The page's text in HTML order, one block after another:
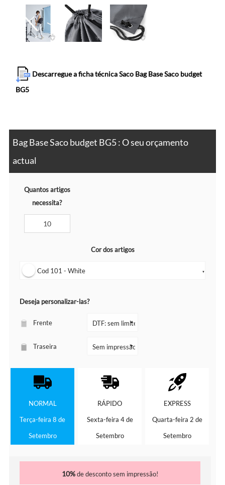
Descarregue a ficha técnica Saco Bag Base Saco budget
BG5
Bag Base Saco budget BG5 : O seu orçamento
actual
Quantos artigos
necessita?
Cor dos artigos
Cod 101 - White ▼
Deseja personalizar-las?
Frente
Traseira
NORMAL
Terça-feira 8 de
Setembro
RÁPIDO
Sexta-feira 4 de
Setembro
EXPRESS
Quarta-feira 2 de
Setembro
10%de desconto sem impressão!